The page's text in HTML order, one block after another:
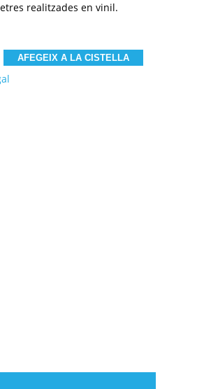
realitzades en vinil.
AFEGEIX A LA CISTELLA